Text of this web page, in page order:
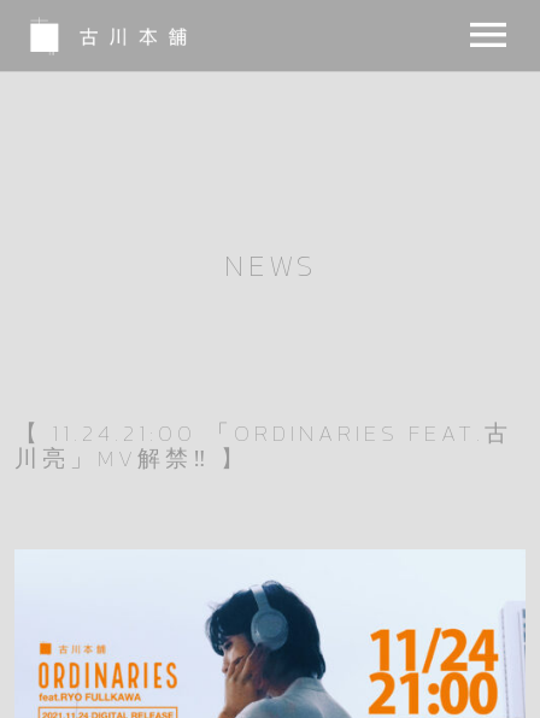
INSTA
DONAI STORE
GOODS(LEGACY)
REQUEST
MESSAGE
OFFICE
NEWS
【 11.24.21:00 「ORDINARIES FEAT.古
川亮」MV解禁‼︎ 】